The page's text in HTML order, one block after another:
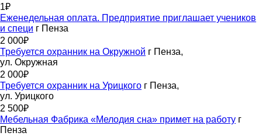
1₽
Еженедельная оплата. Предприятие приглашает учеников
и специ г Пенза
2 000₽
Требуется охранник на Окружной г Пенза,
ул. Окружная
2 000₽
Требуется охранник на Урицкого г Пенза,
ул. Урицкого
2 500₽
Мебельная Фабрика «Мелодия сна» примет на работу г
Пенза